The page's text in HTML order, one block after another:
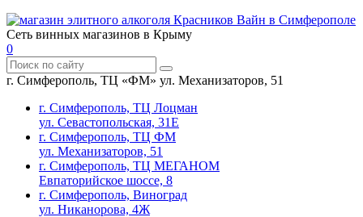
Сеть винных магазинов в Крыму
0
г. Симферополь, ТЦ «ФМ» ул. Механизаторов, 51
г. Симферополь, ТЦ Лоцман
ул. Севастопольская, 31Е
г. Симферополь, ТЦ ФМ
ул. Механизаторов, 51
г. Симферополь, ТЦ МЕГАНОМ
Евпаторийское шоссе, 8
г. Симферополь, Виноград
ул. Никанорова, 4Ж